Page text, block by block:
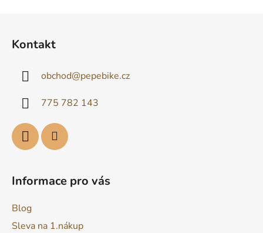
Kontakt
obchod@pepebike.cz
775 782 143
Informace pro vás
Blog
Sleva na 1.nákup